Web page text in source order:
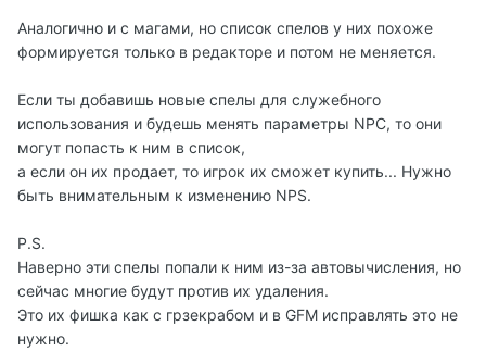
Аналогично и с магами, но список спелов у них похоже
формируется только в редакторе и потом не меняется.
Если ты добавишь новые спелы для служебного
использования и будешь менять параметры NPC, то они
могут попасть к ним в список,
а если он их продает, то игрок их сможет купить... Нужно
быть внимательным к изменению NPS.
P.S.
Наверно эти спелы попали к ним из-за автовычисления, но
сейчас многие будут против их удаления.
Это их фишка как с грзекрабом и в GFM исправлять это не
нужно.